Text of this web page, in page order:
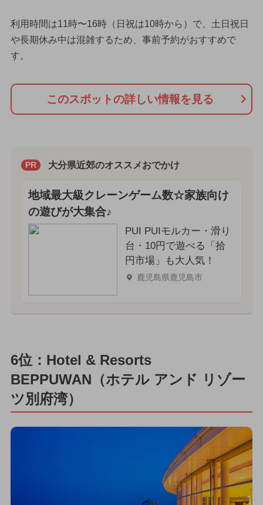
利用時間は11時〜16時（日祝は10時から）で、土日祝日
や長期休み中は混雑するため、事前予約がおすすめで
す。
このスポットの詳しい情報を見る
PR 大分県近郊のオススメおでかけ
地域最大級クレーンゲーム数☆家族向け
の遊びが大集合♪
PUI PUIモルカー・滑り
台・10円で遊べる「拾
円市場」も大人気！
鹿児島県鹿児島市
6位：Hotel & Resorts
BEPPUWAN（ホテル アンド リゾー
ツ別府湾）